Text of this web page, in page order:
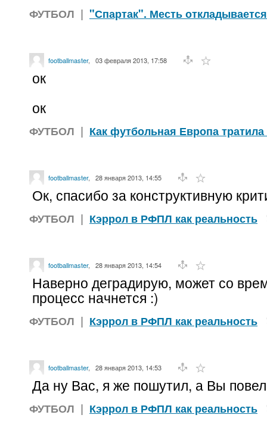
ФУТБОЛ | "Спартак". Месть откладывается
footballmaster, 03 февраля 2013, 17:58
ок
ок
ФУТБОЛ | Как футбольная Европа
footballmaster, 28 января 2013, 14:55
Ок, спасибо за конструктивную
ФУТБОЛ | Кэррол в РФПЛ как реальность
footballmaster, 28 января 2013, 14:54
Наверно деградирую, может со
процесс начнется :)
ФУТБОЛ | Кэррол в РФПЛ как реальность
footballmaster, 28 января 2013, 14:53
Да ну Вас, я же пошутил, а Вы
ФУТБОЛ | Кэррол в РФПЛ как реальность